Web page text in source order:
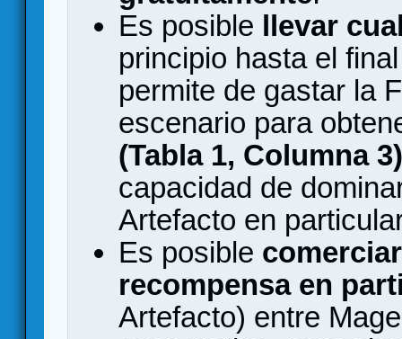
Es posible llevar
principio hasta el
permite de gastar la
escenario para
(Tabla 1, Columna 3)
capacidad de
Artefacto en
Es posible comerciar
recompensa en
Artefacto) entre